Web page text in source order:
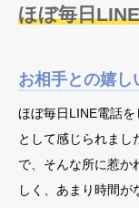
ほぼ毎日
お相手との嬉し
ほぼ毎日LINE電話
として感じられまし
で、そんな所に惹か
しく、あまり時間